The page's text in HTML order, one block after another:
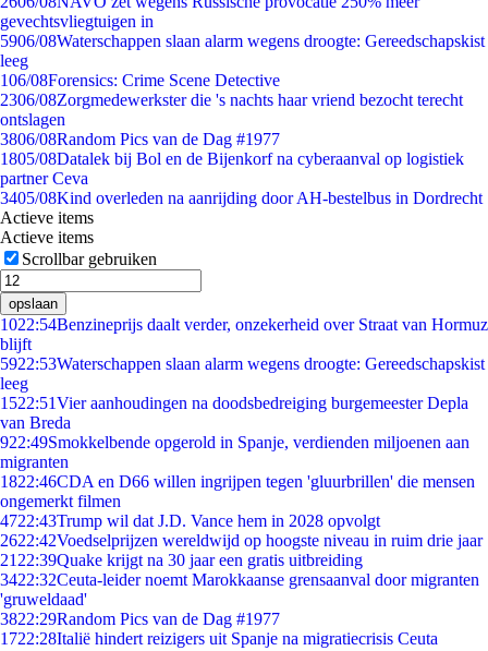
gevechtsvliegtuigen in
5906/08Waterschappen slaan alarm wegens droogte: Gereedschapskist
leeg
106/08Forensics: Crime Scene Detective
2306/08Zorgmedewerkster die 's nachts haar vriend bezocht terecht
ontslagen
3806/08Random Pics van de Dag #1977
1805/08Datalek bij Bol en de Bijenkorf na cyberaanval op logistiek
partner Ceva
3405/08Kind overleden na aanrijding door AH-bestelbus in Dordrecht
Actieve items
Actieve items
Scrollbar gebruiken
opslaan
1022:54Benzineprijs daalt verder, onzekerheid over Straat van Hormuz
blijft
5922:53Waterschappen slaan alarm wegens droogte: Gereedschapskist
leeg
1522:51Vier aanhoudingen na doodsbedreiging burgemeester Depla
van Breda
922:49Smokkelbende opgerold in Spanje, verdienden miljoenen aan
migranten
1822:46CDA en D66 willen ingrijpen tegen 'gluurbrillen' die mensen
ongemerkt filmen
4722:43Trump wil dat J.D. Vance hem in 2028 opvolgt
2622:42Voedselprijzen wereldwijd op hoogste niveau in ruim drie jaar
21 22:39Quake krijgt na 30 jaar een gratis uitbreiding
3422:32Ceuta-leider noemt Marokkaanse grensaanval door migranten
'gruweldaad'
3822:29Random Pics van de Dag #1977
1722:28Italië hindert reizigers uit Spanje na migratiecrisis Ceuta